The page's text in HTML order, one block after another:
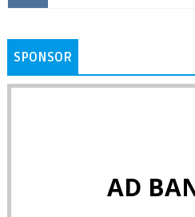
SPONSOR
AD